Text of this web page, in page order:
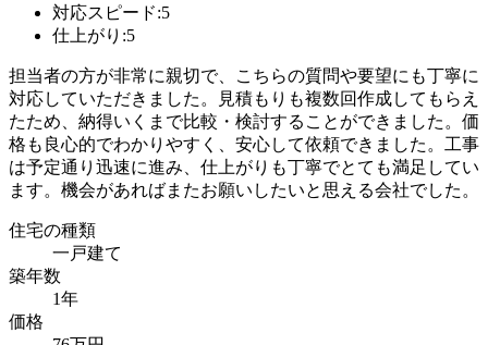
対応スピード:5
仕上がり:5
担当者の方が非常に親切で、こちらの質問や要望にも丁寧に
対応していただきました。見積もりも複数回作成してもらえ
たため、納得いくまで比較・検討することができました。価
格も良心的でわかりやすく、安心して依頼できました。工事
は予定通り迅速に進み、仕上がりも丁寧でとても満足してい
ます。機会があればまたお願いしたいと思える会社でした。
住宅の種類
一戸建て
築年数
1年
価格